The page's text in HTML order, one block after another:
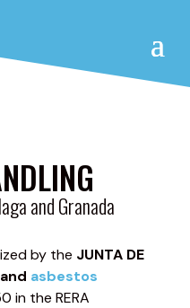
and Granada
by the JUNTA DE
asbestos
in the RERA